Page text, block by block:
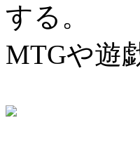
する。
MTGや遊